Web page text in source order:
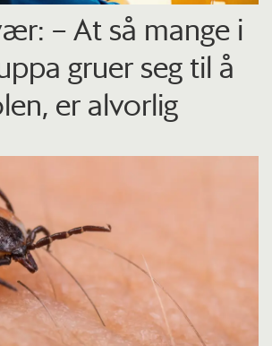
– At så mange i
gruer seg til å
er alvorlig